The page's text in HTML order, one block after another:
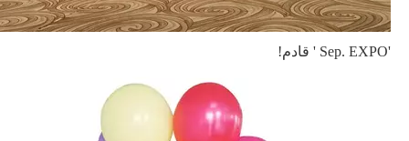
'Sep. EXPO ' قادم!